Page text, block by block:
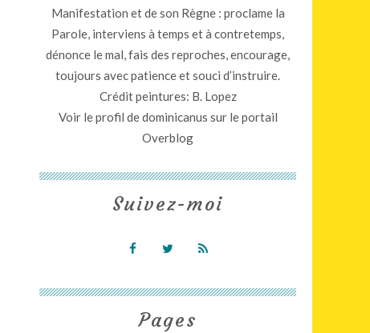
Pages
Manifestation et de son Règne : proclame la
Parole, interviens à temps et à contretemps,
dénonce le mal, fais des reproches, encourage,
toujours avec patience et souci d’instruire.
Crédit peintures: B. Lopez
Voir le profil dedominicanus sur le portail
Overblog
Suivez-moi